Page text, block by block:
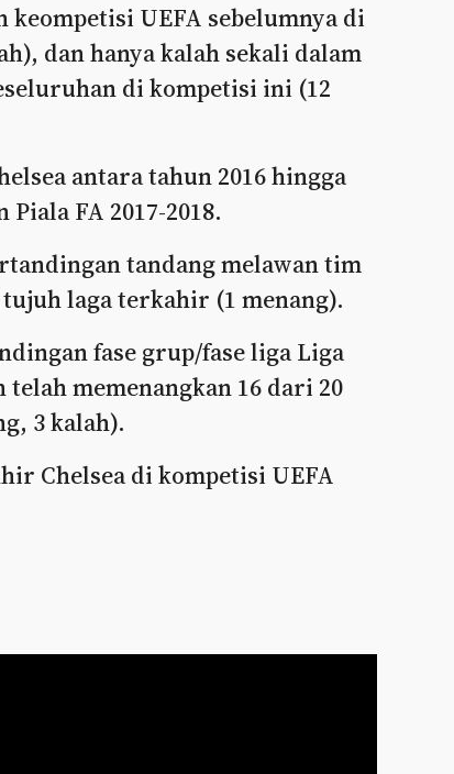
UEFA sebelumnya di
dan hanya kalah sekali dalam
di kompetisi ini (12
antara tahun 2016 hingga
FA 2017-2018.
tandang melawan tim
laga terkahir (1 menang).
fase grup/fase liga Liga
memenangkan 16 dari 20
3 kalah).
Chelsea di kompetisi UEFA